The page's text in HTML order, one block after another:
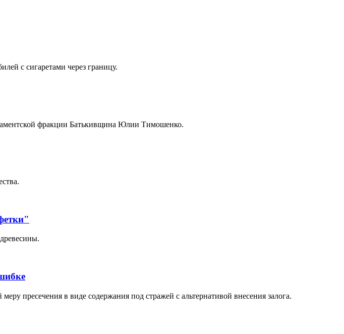
с сигаретами через границу.
фракции Батькивщина Юлии Тимошенко.
пресечения в виде содержания под стражей с альтернативой внесения залога.